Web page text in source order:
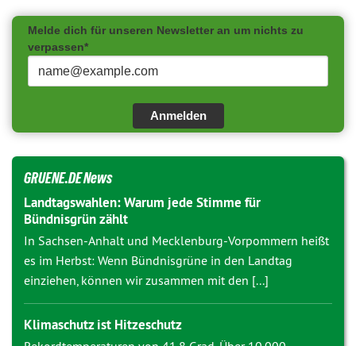
Melde dich für unseren Newsletter an um nichts zu
verpassen*
Anmelden
GRUENE.DE News
Landtagswahlen: Warum jede Stimme für
Bündnisgrün zählt
In Sachsen-Anhalt und Mecklenburg-Vorpommern heißt
es im Herbst: Wenn Bündnisgrüne in den Landtag
einziehen, können wir zusammen mit den [...]
Klimaschutz ist Hitzeschutz